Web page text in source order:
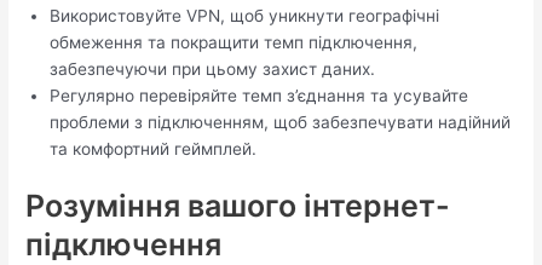
Використовуйте VPN, щоб уникнути географічні
обмеження та покращити темп підключення,
забезпечуючи при цьому захист даних.
Регулярно перевіряйте темп з’єднання та усувайте
проблеми з підключенням, щоб забезпечувати надійний
та комфортний геймплей.
Розуміння вашого інтернет-
підключення